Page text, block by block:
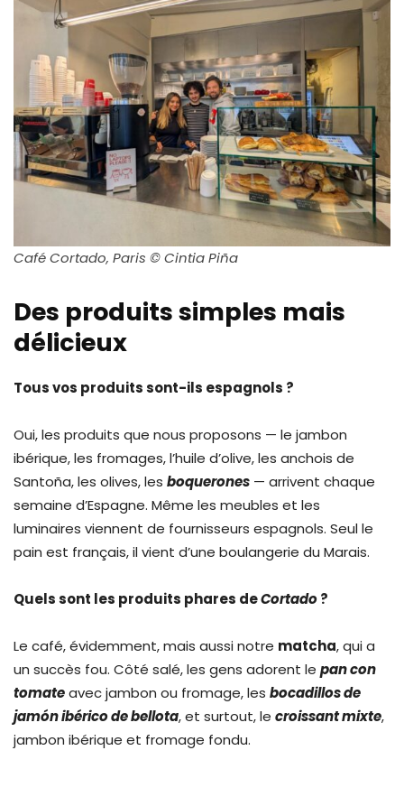
Café Cortado, Paris © Cintia Piña
Des produits simples mais
délicieux
Tous vos produits sont-ils espagnols ?
Oui, les produits que nous proposons — le jambon
ibérique, les fromages, l’huile d’olive, les anchois de
Santoña, les olives, les boquerones — arrivent chaque
semaine d’Espagne. Même les meubles et les
luminaires viennent de fournisseurs espagnols. Seul le
pain est français, il vient d’une boulangerie du Marais.
Quels sont les produits phares deCortado?
Le café, évidemment, mais aussi notre matcha, qui a
un succès fou. Côté salé, les gens adorent le pan con
tomateavec jambon ou fromage, les bocadillos de
jamón ibérico de bellota, et surtout, le croissant mixte,
jambon ibérique et fromage fondu.